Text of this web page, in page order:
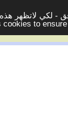
- لكي لاتظهر
to